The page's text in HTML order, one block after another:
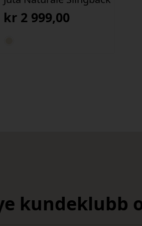
kr 2 999,00
kundeklubb